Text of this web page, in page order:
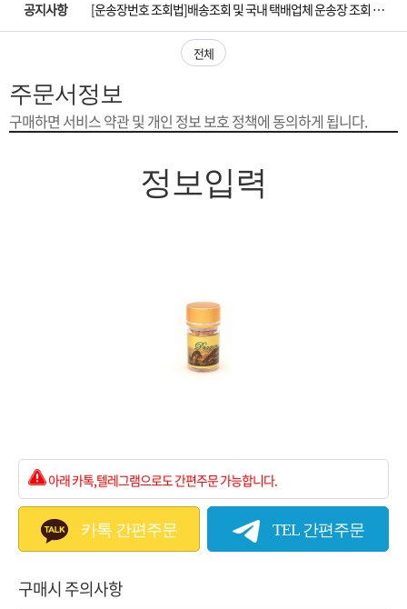
매
사
스
고
공지사항 [운송장번호 조회법]배송조회 및 국내 택배업체 운송장 조회 하는법
[ios앱 오픈]아이폰 고객 앱설치 가능합니다.
[무인택배함 이용 안내] 집 밖에 주소로 택배 받기
[2026구정 연휴]설 연휴 배송 및 휴무 안내
전체
주문서정보
구매하면 서비스 약관 및 개인 정보 보호 정책에 동의하게 됩니다.
정보입력
아래 카톡,텔레그램으로도 간편주문 가능합니다.
카톡 간편주문 TEL 간편주문
구매시 주의사항